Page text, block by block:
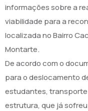
informações sobre a
viabilidade para a
localizada no Bairro
Montarte.
De acordo com o
para o deslocamento
estudantes, transporte
estrutura, que já